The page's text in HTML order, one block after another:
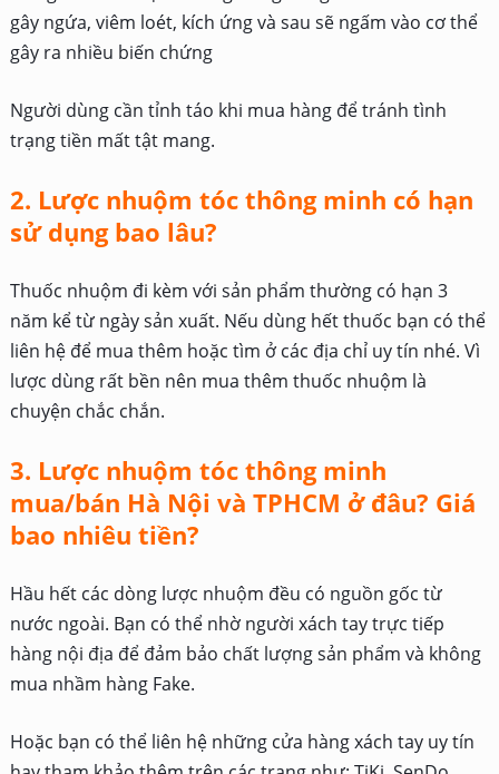
gây ngứa, viêm loét, kích ứng và sau sẽ ngấm vào cơ thể
gây ra nhiều biến chứng
Người dùng cần tỉnh táo khi mua hàng để tránh tình
trạng tiền mất tật mang.
2. Lược nhuộm tóc thông minh có hạn
sử dụng bao lâu?
Thuốc nhuộm đi kèm với sản phẩm thường có hạn 3
năm kể từ ngày sản xuất. Nếu dùng hết thuốc bạn có thể
liên hệ để mua thêm hoặc tìm ở các địa chỉ uy tín nhé. Vì
lược dùng rất bền nên mua thêm thuốc nhuộm là
chuyện chắc chắn.
3. Lược nhuộm tóc thông minh
mua/bán Hà Nội và TPHCM ở đâu? Giá
bao nhiêu tiền?
Hầu hết các dòng lược nhuộm đều có nguồn gốc từ
nước ngoài. Bạn có thể nhờ người xách tay trực tiếp
hàng nội địa để đảm bảo chất lượng sản phẩm và không
mua nhầm hàng Fake.
Hoặc bạn có thể liên hệ những cửa hàng xách tay uy tín